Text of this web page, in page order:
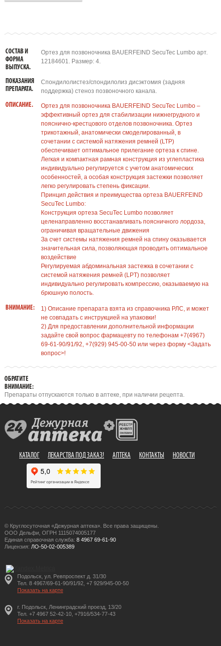
СОСТАВ И
ФОРМА
ВЫПУСКА.
Ортез для позвоночника BAUERFEIND SecuTec Lumbo арт.
12184601. Размер: 4.
ПОКАЗАНИЯ
ПРЕПАРАТА.
Спондилолистез/спондилолиз дисэктомия (задняя
поддержка) стеноз позвоночного канала.
ОПИСАНИЕ.
Ортез для позвоночника BAUERFEIND SecuTec Lumbo –
эффективный ортез для стабилизации нижнегрудного и
пояснично-крестцового отделов позвоночника. Ортез
трикотажный, анатомически смоделированный, в
сочетании с системой натяжения ремней (LTP)
обеспечивает оптимальное прилегание ортеза к спине.
Легкая и компактная рамная конструкция из углепластика
индивидуально регулируется с учетом анатомических
особенностей, а особая конструкция застежки позволяет
легко регулировать степень фиксации.
Принцип действия и преимущества ортеза BAUERFEIND
SecuTec Lumbo:
Конструкция ортеза SecuTec Lumbo позволяет
целенаправленно восстанавливать поясничного лордоза,
ограничивая вращательные движения
За счет системы натяжения ремней на спину оказывается
значительная сила, позволяющая проводить оптимальное
воздействие
Регулируемая абдоминальная застежка в сочетании с
системой натяжения ремней (LPT) позволяет
индивидуально регулировать компрессию, оказываемую на
брюшную полость.
ВНИМАНИЕ:
1) Описание препарата взята из справочника РЛС, и может
не совпадать с инструкцией на упаковки!
2) Для предоставлении дополнительной информации
задайте свой вопрос фармацевту по телефонам +7(4967)
69-61-90/91/92, +7(929) 945-00-50 или через форму <Задать
вопрос>!
ОБРАТИТЕ
ВНИМАНИЕ:
Препараты отпускаются только в аптеке, при наличии рецепта.
КАТАЛОГ ЛЕКАРСТВА ПОД ЗАКАЗ! АПТЕКА КОНТАКТЫ НОВОСТИ
© Круглосуточная «Дежурная аптека». Все права защищены.
ООО Дельфи, ОГРН 1115074005177
Единая справочная служба: 8 4967 69-61-90
Лицензия: ЛО-50-02-005389
Подольск, ул. Ревпроспект д. 31/30
Тел. 8 4967/69-61-90/91/92, +7 929/945-00-50
Показать на карте
г. Подольск, Ленинградский проезд, 13/20
Тел. +7 4967 52-42-10, +7916/534-77-43
Показать на карте